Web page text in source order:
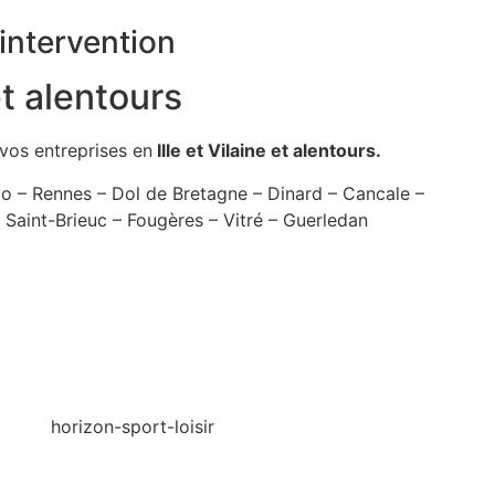
alentours
entreprises en Ille et Vilaine et alentours.
– Rennes – Dol de Bretagne – Dinard – Cancale –
Brieuc – Fougères – Vitré – Guerledan